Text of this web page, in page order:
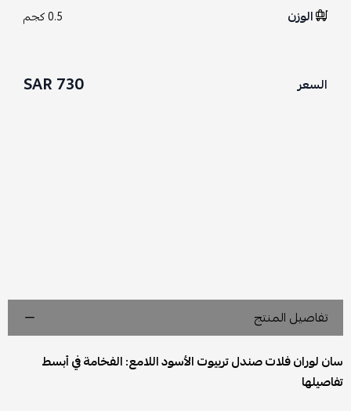
الوزن 0.5 كجم
السعر 730 SAR
تفاصيل المنتج
سان لوران فلات صندل تربيوت الأسود اللامع: الفخامة في أبسط
تفاصيلها